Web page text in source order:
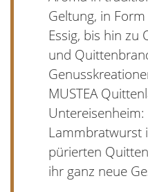
Geltung, in
Essig, bis hin
und
MUSTEA
Lammbratwurst
pürierten
ihr ganz neue